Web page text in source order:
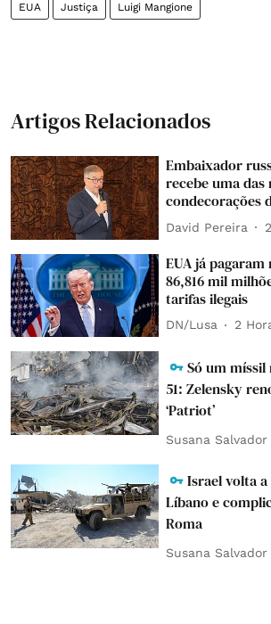
EUA Justiça Luigi Mangione
Artigos Relacionados
Embaixador
recebe uma das
condecorações
David Pereira
EUA já
86,816 mil
tarifas ilegais
DN/Lusa 2
Só um
51: Zelensky
‘Patriot’
Susana Salvador
Israel volta
Líbano e
Roma
Susana Salvador